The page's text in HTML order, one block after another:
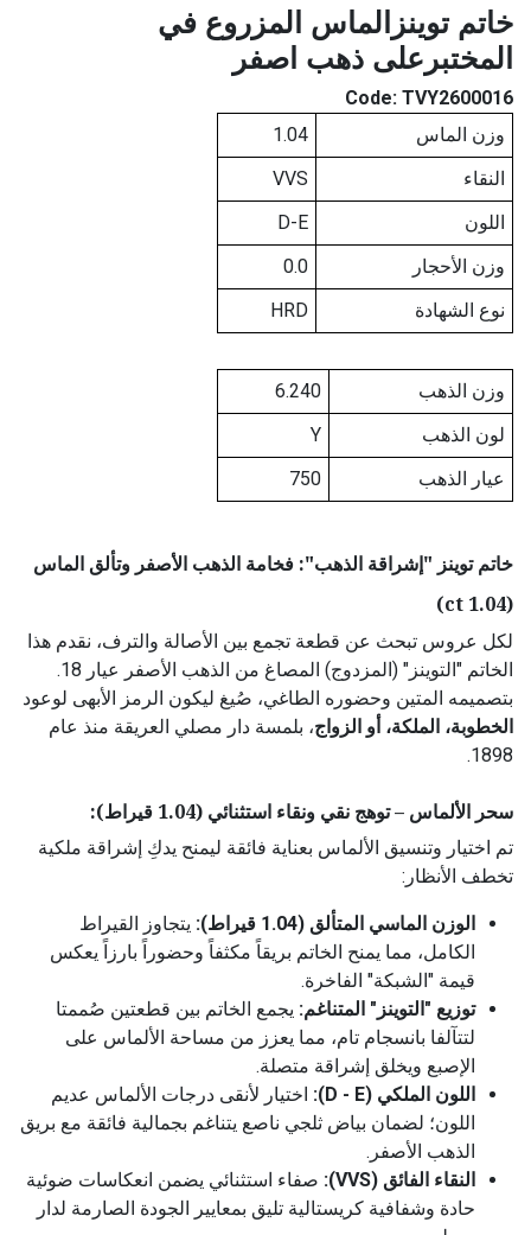
خاتم توينزالماس المزروع في
المختبرعلى ذهب اصفر
Code: TVY2600016
وزن الماس
1.04
النقاء
VVS
اللون
D-E
وزن الأحجار
0.0
نوع الشهادة
HRD
وزن الذهب
6.240
لون الذهب
Y
عيار الذهب
750
خاتم توينز "إشراقة الذهب": فخامة الذهب الأصفر وتألق الماس
(1.04 ct)
لكل عروس تبحث عن قطعة تجمع بين الأصالة والترف، نقدم هذا
الخاتم "التوينز" (المزدوج) المصاغ من الذهب الأصفر عيار 18.
بتصميمه المتين وحضوره الطاغي، صُيغ ليكون الرمز الأبهى لوعود
الخطوبة، الملكة، أو الزواج، بلمسة دار مصلي العريقة منذ عام
1898.
سحر الألماس – توهج نقي ونقاء استثنائي (1.04 قيراط):
تم اختيار وتنسيق الألماس بعناية فائقة ليمنح يدكِ إشراقة ملكية
تخطف الأنظار:
الوزن الماسي المتألق (1.04 قيراط):
يتجاوز القيراط
الكامل، مما يمنح الخاتم بريقاً مكثفاً وحضوراً بارزاً يعكس
قيمة "الشبكة" الفاخرة.
توزيع "التوينز" المتناغم: يجمع الخاتم بين قطعتين صُممتا
لتتآلفا بانسجام تام، مما يعزز من مساحة الألماس على
الإصبع ويخلق إشراقة متصلة.
اللون الملكي (D - E):
اختيار لأنقى درجات الألماس عديم
اللون؛ لضمان بياض ثلجي ناصع يتناغم بجمالية فائقة مع بريق
الذهب الأصفر.
النقاء الفائق (VVS):
صفاء استثنائي يضمن انعكاسات ضوئية
حادة وشفافية كريستالية تليق بمعايير الجودة الصارمة لدار